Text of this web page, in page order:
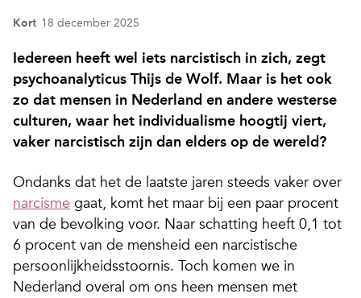
Kort 18 december 2025
Iedereen heeft wel iets narcistisch in zich, zegt
psychoanalyticus Thijs de Wolf. Maar is het ook
zo dat mensen in Nederland en andere westerse
culturen, waar het individualisme hoogtij viert,
vaker narcistisch zijn dan elders op de wereld?
Ondanks dat het de laatste jaren steeds vaker over
narcisme gaat, komt het maar bij een paar procent
van de bevolking voor. Naar schatting heeft 0,1 tot
6 procent van de mensheid een narcistische
persoonlijkheidsstoornis. Toch komen we in
Nederland overal om ons heen mensen met